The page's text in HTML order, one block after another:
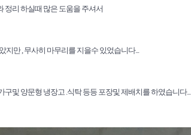
정리 하실때 많은 도움을 주셔서
지만 , 무사히 마무리를 지을수 있었습니다...
구및 양문형 냉장고 .식탁 등등 포장및 제배치를 하였습니다...